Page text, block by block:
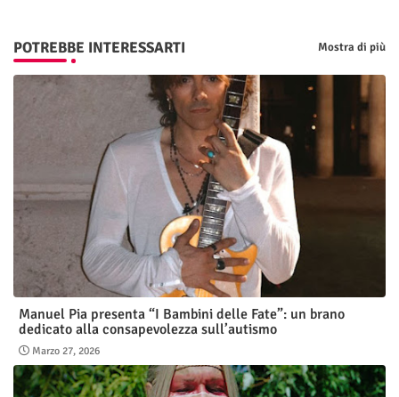
POTREBBE INTERESSARTI Mostra di più
Manuel Pia presenta “I Bambini delle Fate”: un brano
dedicato alla consapevolezza sull’autismo
Marzo 27, 2026